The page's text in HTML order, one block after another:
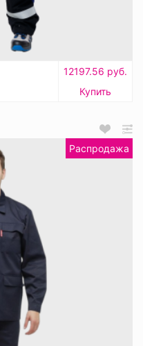
12197.56 руб.
Купить
Распродажа